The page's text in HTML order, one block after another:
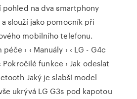
pohled na dva smartphony
slouží jako pomocník při
mobilního telefonu.
› ‹ Manuály › ‹ LG - G4c
Pokročilé funkce › Jak odeslat
Jaký je slabší model
ukrývá LG G3s pod kapotou